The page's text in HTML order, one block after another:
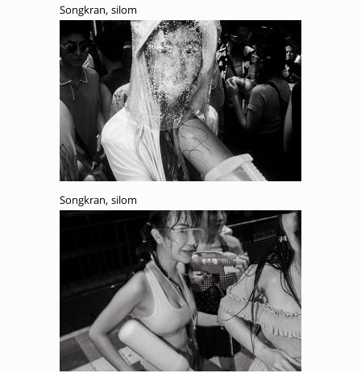
Songkran, silom
Songkran, silom